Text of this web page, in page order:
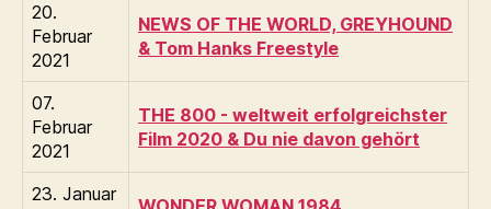
20.
Februar
2021
NEWS OF THE WORLD, GREYHOUND
& Tom Hanks Freestyle
07.
Februar
2021
THE 800 - weltweit erfolgreichster
Film 2020 & Du nie davon gehört
23. Januar